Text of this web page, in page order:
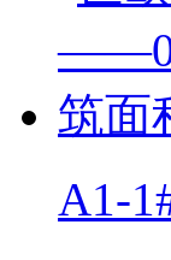
A1-